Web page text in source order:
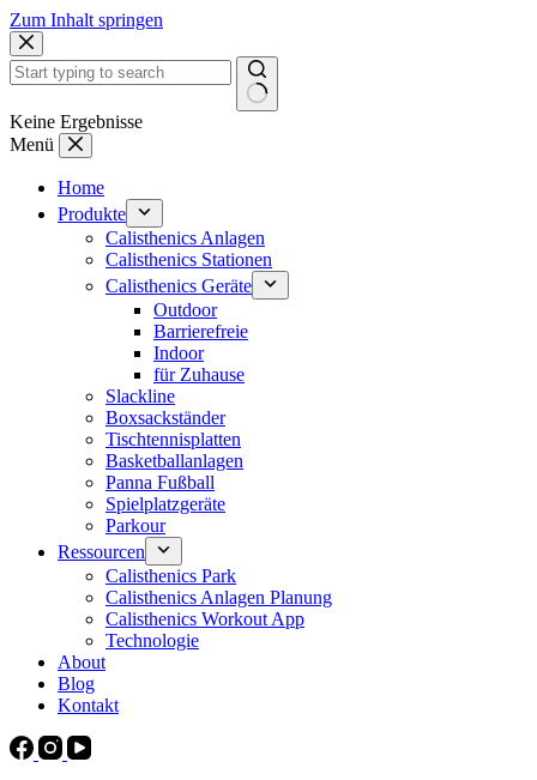
Zum Inhalt springen
Keine Ergebnisse
Menü
Home
Produkte
Calisthenics Anlagen
Calisthenics Stationen
Calisthenics Geräte
Outdoor
Barrierefreie
Indoor
für Zuhause
Slackline
Boxsackständer
Tischtennisplatten
Basketballanlagen
Panna Fußball
Spielplatzgeräte
Parkour
Ressourcen
Calisthenics Park
Calisthenics Anlagen Planung
Calisthenics Workout App
Technologie
About
Blog
Kontakt